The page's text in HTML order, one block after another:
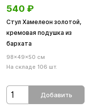
540 ₽
Стул Хамелеон золотой,
кремовая подушка из
бархата
98×49×50 см
На складе 106 шт.
Добавить